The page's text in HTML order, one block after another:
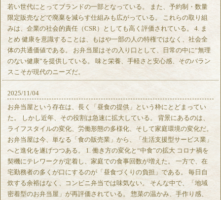
若い世代にとってブランドの一部となっている。 また、予約制・数量
限定販売などで廃棄を減らす仕組みも広がっている。 これらの取り組
みは、企業の社会的責任（CSR）としても高く評価されている。 4. ま
とめ 健康を意識することは、もはや一部の人の特権ではなく、社会全
体の共通価値である。 お弁当屋はその入り口として、日常の中に“無理
のない健康”を提供している。 味と栄養、手軽さと安心感、そのバラン
スこそが現代のニーズだ。
2025/11/04
お弁当屋という存在は、長く「昼食の提供」という枠にとどまってい
た。 しかし近年、その役割は急速に拡大している。 背景にあるのは、
ライフスタイルの変化、労働形態の多様化、そして家庭環境の変化だ。
お弁当屋は今、単なる「食の販売業」から、「生活支援型サービス業」
へと進化を遂げつつある。 1. 働き方の変化と“中食”の拡大 コロナ禍を
契機にテレワークが定着し、家庭での食事回数が増えた。 一方で、在
宅勤務者の多くが口にするのが「昼食づくりの負担」である。 毎日自
炊する余裕はなく、コンビニ弁当では味気ない。 そんな中で、「地域
密着型のお弁当屋」が再評価されている。 惣菜の温かみ、手作り感、